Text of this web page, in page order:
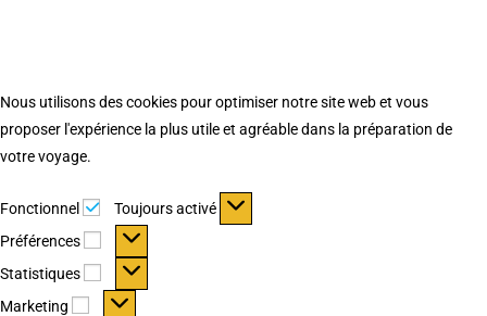
Nous utilisons des cookies pour optimiser notre site web et vous
proposer l'expérience la plus utile et agréable dans la préparation de
votre voyage.
Fonctionnel Fonctionnel
Toujours activé
Préférences
Préférences
Statistiques Statistiques
Marketing Marketing